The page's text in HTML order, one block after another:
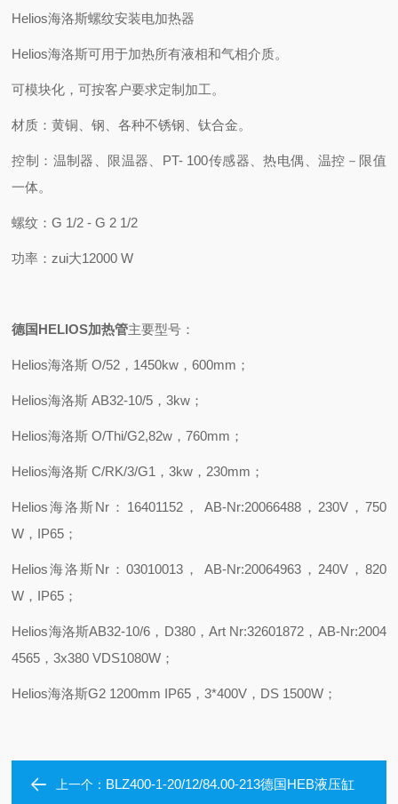
Helios海洛斯螺纹安装电加热器
Helios海洛斯可用于加热所有液相和气相介质。
可模块化，可按客户要求定制加工。
材质：黄铜、钢、各种不锈钢、钛合金。
控制：温制器、限温器、 PT- 100传感器、热电偶、温控－限值
一体。
螺纹：G 1/2 - G 2 1/2
功率： zui大12000 W
德国HELIOS加热管主要型号 ：
Helios海洛斯O/52 ， 1450kw ，600mm ；
Helios海洛斯AB32-10/5 ，3kw ；
Helios海洛斯O/Thi/G2,82w ，760mm ；
Helios海洛斯C/RK/3/G1 ，3kw ， 230mm ；
Helios海洛斯Nr ： 16401152， AB-Nr:20066488， 230V， 750
W ， IP65 ；
Helios海洛斯Nr ：03010013 ， AB-Nr:20064963， 240V， 820
W ， IP65 ；
Helios海洛斯AB32-10/6 ， D380， Art Nr:32601872 ， AB-Nr:2004
4565 ，3x380 VDS1080W ；
Helios海洛斯G2 1200mm IP65 ，3*400V ， DS 1500W ；
上一个： BLZ400-1-20/12/84.00-213德国HEB液压缸